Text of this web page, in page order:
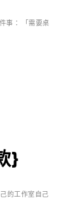
事： 「需要桌
}
的工作室自己